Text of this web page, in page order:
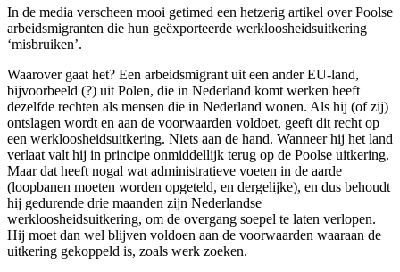
In de media verscheen mooi getimed een hetzerig artikel over Poolse
arbeidsmigranten die hun geëxporteerde werkloosheidsuitkering
‘misbruiken’.
Waarover gaat het? Een arbeidsmigrant uit een ander EU-land,
bijvoorbeeld (?) uit Polen, die in Nederland komt werken heeft
dezelfde rechten als mensen die in Nederland wonen. Als hij (of zij)
ontslagen wordt en aan de voorwaarden voldoet, geeft dit recht op
een werkloosheidsuitkering. Niets aan de hand. Wanneer hij het land
verlaat valt hij in principe onmiddellijk terug op de Poolse uitkering.
Maar dat heeft nogal wat administratieve voeten in de aarde
(loopbanen moeten worden opgeteld, en dergelijke), en dus behoudt
hij gedurende drie maanden zijn Nederlandse
werkloosheidsuitkering, om de overgang soepel te laten verlopen.
Hij moet dan wel blijven voldoen aan de voorwaarden waaraan de
uitkering gekoppeld is, zoals werk zoeken.